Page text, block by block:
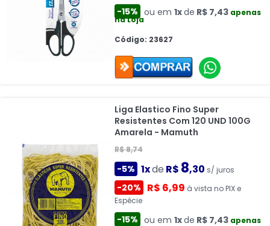
-15% ou em 1xde R$ 7,43 apenas
na Loja
Código: 23627
Liga Elastico Fino Super
Resistentes Com 120 UND 100G
Amarela - Mamuth
R$ 8,74
-5% 1xde R$ 8,30 s/ juros
-20% R$ 6,99 à vista no PIX e
Espécie
-15% ou em 1xde R$ 7,43 apenas